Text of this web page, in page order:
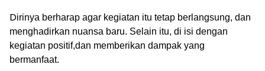
Dirinya berharap agar kegiatan itu tetap berlangsung, dan
menghadirkan nuansa baru. Selain itu, di isi dengan
kegiatan positif,dan memberikan dampak yang
bermanfaat.